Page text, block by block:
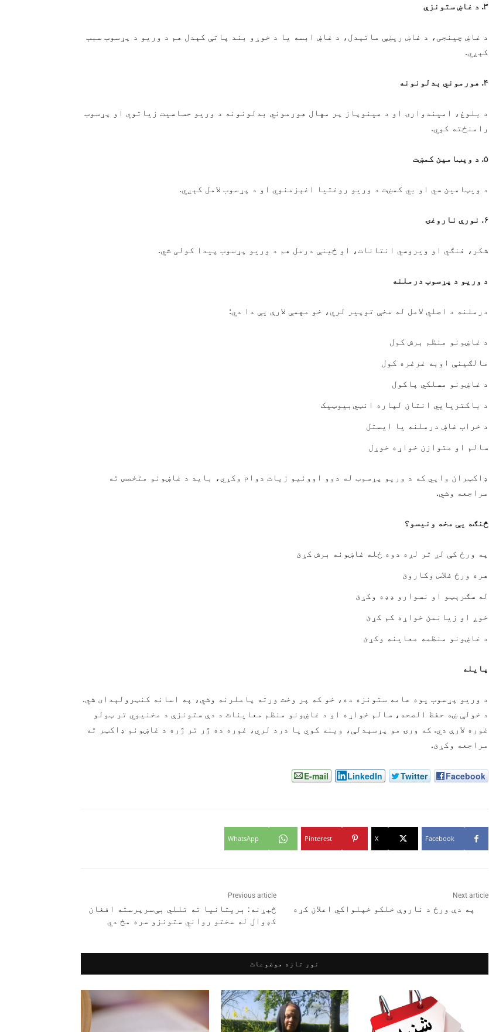
۳. د غاښ ستونزې
د غاښ چینجی، د غاښ ریښې ماتېدل، د غاښ ابسه یا د خوړو بند پاتې کېدل هم د وریو د پړسوب سبب
کېږي.
۴. هورموني بدلونونه
د بلوغ، امیندوارۍ او د مینوپاز پر مهال هورموني بدلونونه د وریو حساسیت زیاتوي او پړسوب
رامنځته کوي.
۵. د ویټامین کمښت
د ویټامین سي او بي کمښت د وریو روغتیا اغېزمنوي او د پړسوب لامل کېږي.
۶. نورې ناروغۍ
شکر، فنګي او ویروسي انتانات، او ځینې درمل هم د وریو پړسوب پیدا کولی شي.
د وریو د پړسوب درملنه
درملنه د اصلي لامل له مخې توپیر لري، خو مهمې لارې یې دا دي:
د غاښونو منظم برش کول
مالګینې اوبه غرغره کول
د غاښونو مسلکي پاکول
د باکتریايي انتان لپاره انټي‌بیوټیک
د خراب غاښ درملنه یا ایستل
سالم او متوازن خواړه خوړل
ډاکټران وایي که د وریو پړسوب له دوو اوونیو زیات دوام وکړي، باید د غاښونو متخصص ته
مراجعه وشي.
څنګه یې مخه ونیسو؟
په ورځ کې لږ تر لږه دوه ځله غاښونه برش کړئ
هره ورځ فلاس وکاروئ
له سګرېټو او نسوارو ډډه وکړئ
خوږ او زیانمن خواړه کم کړئ
د غاښونو منظمه معاینه وکړئ
پایله
د وریو پړسوب یوه عامه ستونزه ده، خو که پر وخت ورته پاملرنه وشي، په اسانه کنټرولېدای شي.
د خولې ښه حفظ الصحه، سالم خواړه او د غاښونو منظم معاینات د دې ستونزې د مخنیوي تر ټولو
غوره لارې دي. که ورۍ مو پړسېدلې، وینه کوي یا درد لري، غوره ده ژر تر ژره د غاښونو ډاکټر ته
مراجعه وکړئ.
Facebook
Twitter
LinkedIn
E-mail
Facebook
X
Pinterest
WhatsApp
Previous article
څېړنه: بریتانیا ته تللي بې‌سرپرسته افغان
کډوال له سختو رواني ستونزو سره مخ دي
Next article
په دې ورځ د ناروې خلکو خپلواکي اعلان کړه
نور تازه موضوعات